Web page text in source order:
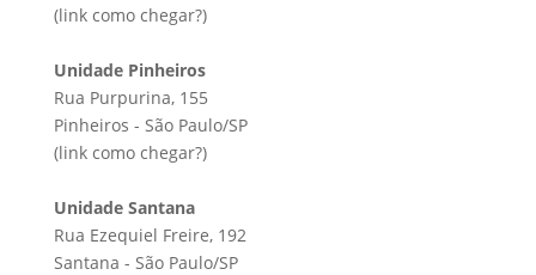
(link como chegar?)
Unidade Pinheiros
Rua Purpurina, 155
Pinheiros - São Paulo/SP
(link como chegar?)
Unidade Santana
Rua Ezequiel Freire, 192
Santana - São Paulo/SP